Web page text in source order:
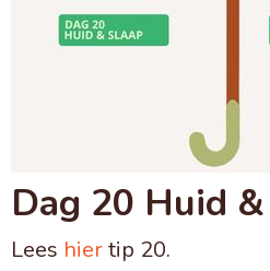
Dag 20 Huid
Lees hiertip 20.